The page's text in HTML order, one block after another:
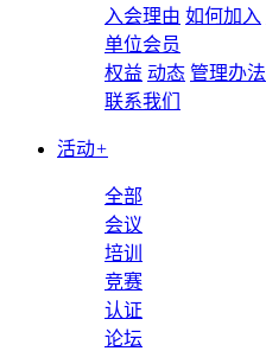
入会理由 如何加入
单位会员
权益 动态 管理办法
联系我们
活动+
全部
会议
培训
竞赛
认证
论坛